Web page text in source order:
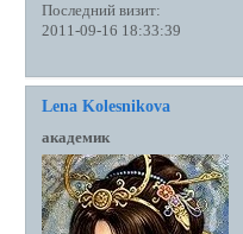
Последний визит:
2011-09-16 18:33:39
Lena Kolesnikova
академик